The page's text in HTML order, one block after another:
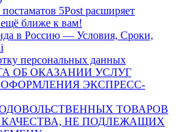
5Post расширяет
ближе к вам!
в Россию — Условия, Сроки,
персональных данных
ОБ ОКАЗАНИИ УСЛУГ
ЭКСПРЕСС-
ТОВАРОВ
НЕ ПОДЛЕЖАЩИХ